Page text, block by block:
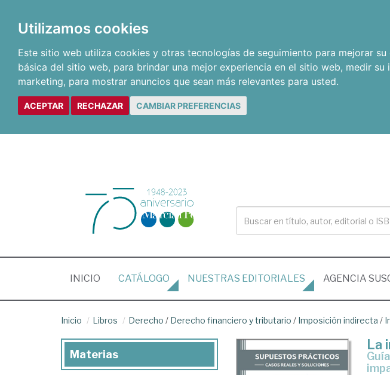
Utilizamos cookies
Este sitio web utiliza cookies y otras tecnologías de seguimiento para mejorar
básica del sitio web, para brindar una mejor experiencia en el sitio web, medir su
marketing, para mostrar anuncios que sean más relevantes para usted.
ACEPTAR RECHAZAR CAMBIAR PREFERENCIAS
INICIO (CURRENT)
CATÁLOGO NUESTRAS EDITORIALES AGENCIA
Inicio Libros Derecho / Derecho financiero y tributario / Imposición indirecta /
La
Guía técnica sobre la aplicación del artículo 84 de la Ley del IVA y su
Materias